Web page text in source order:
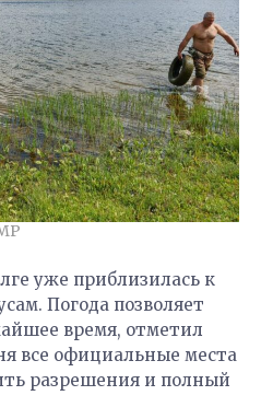
уже приблизилась к
Погода позволяет
время, отметил
все официальные места
разрешения и полный